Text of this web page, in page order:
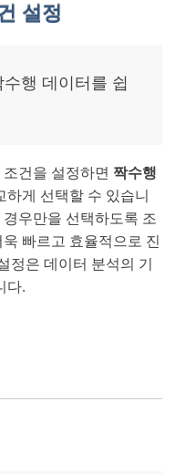
설정
행 데이터를 쉽
건을 설정하면 짝수행
하게 선택할 수 있습니
우만을 선택하도록 조
빠르고 효율적으로 진
정은 데이터 분석의 기
다.